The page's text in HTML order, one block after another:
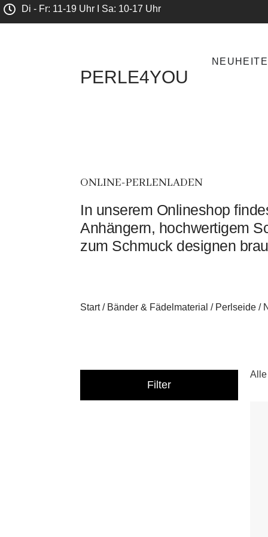
Di - Fr: 11-19 Uhr I Sa: 10-17 Uhr
PERLE4YOU
ONLINE-PERLENLADEN
In unserem Onlineshop
Anhängern, hochwertigem
zum Schmuck designen
Start/ Bänder & Fädelmaterial / Perlseide /
Filter